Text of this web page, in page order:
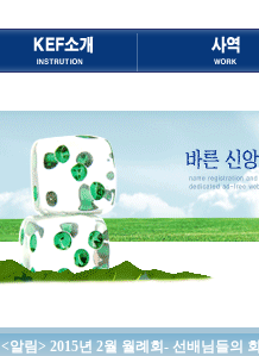
<알림> 2015년 2월 월례회- 선배님들의